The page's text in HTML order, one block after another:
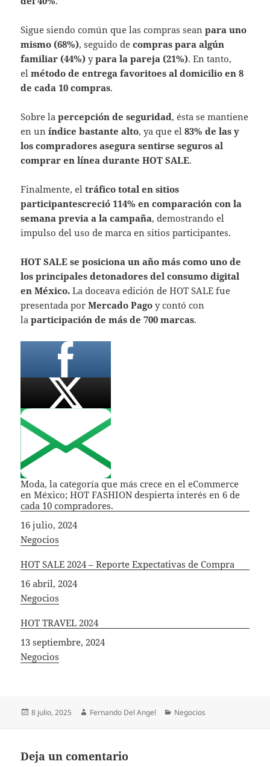
Sigue siendo común que las compras seanpara uno
mismo (68%), seguido decompras para algún
familiar (44%) ypara la pareja (21%). En tanto,
elmétodo de entrega favoritoes al domicilio en 8
de cada 10 compras.
Sobre lapercepción de seguridad, ésta se mantiene
en uníndice bastante alto, ya que el83% de las y
los compradores asegura sentirse seguros al
comprar en línea durante HOT SALE.
Finalmente, eltráfico total en sitios
participantescreció 114% en comparación con la
semana previa a la campaña, demostrando el
impulso del uso de marca en sitios participantes.
HOT SALE se posiciona un año más como uno de
los principales detonadores del consumo digital
en México. La doceava edición de HOT SALE fue
presentada porMercado Pago y contó con
laparticipación de más de 700 marcas.
Moda, la categoría que más crece en el eCommerce
en México; HOT FASHION despierta interés en 6 de
cada 10 compradores.
Fecha
16 julio, 2024
In relation to
Negocios
HOT SALE 2024 – Reporte Expectativas de Compra
Fecha
16 abril, 2024
In relation to
Negocios
HOT TRAVEL 2024
Fecha
13 septiembre, 2024
In relation to
Negocios
Publicado
8 julio, 2025 Autor
Fernando Del Angel Categorías
Negocios
Deja un comentario